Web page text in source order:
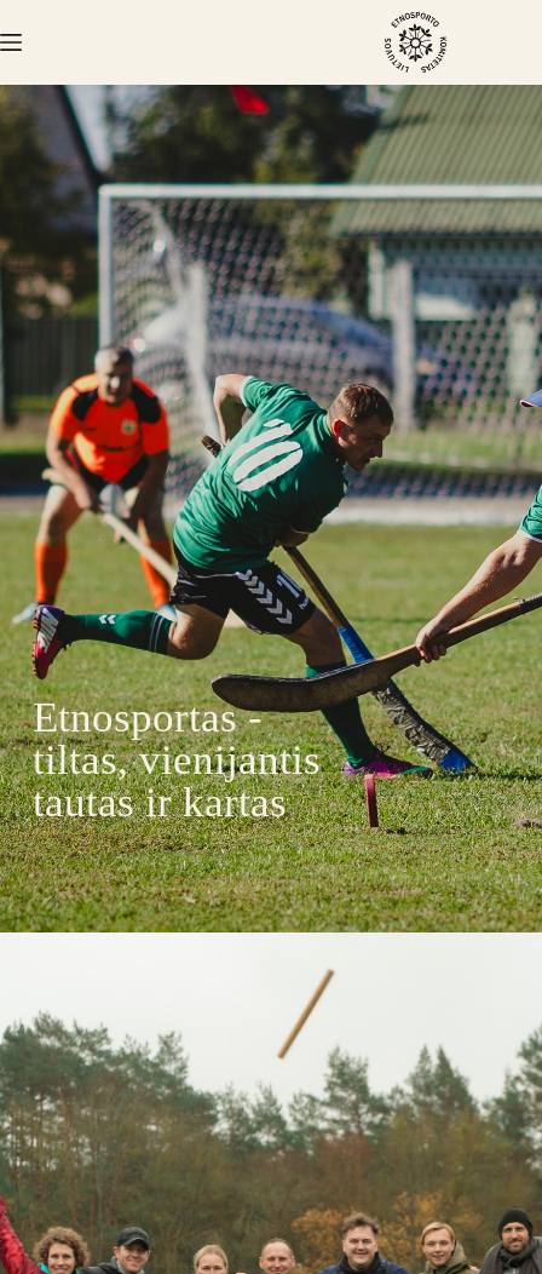
Etnosportas -
tiltas, vienijantis
tautas ir kartas